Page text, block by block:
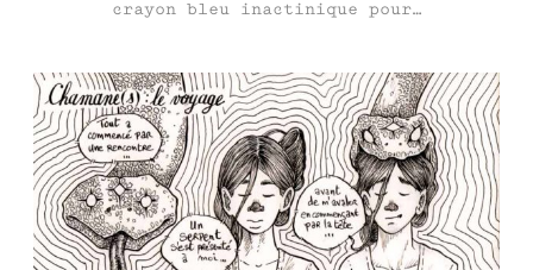
crayon bleu inactinique pour…